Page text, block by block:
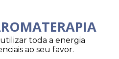
toda a energia
ao seu favor.